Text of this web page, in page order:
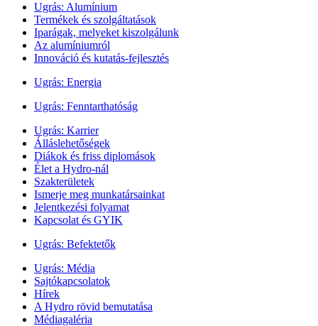
Ugrás: Alumínium
Termékek és szolgáltatások
Iparágak, melyeket kiszolgálunk
Az alumíniumról
Innováció és kutatás-fejlesztés
Ugrás: Energia
Ugrás: Fenntarthatóság
Ugrás: Karrier
Álláslehetőségek
Diákok és friss diplomások
Élet a Hydro-nál
Szakterületek
Ismerje meg munkatársainkat
Jelentkezési folyamat
Kapcsolat és GYIK
Ugrás: Befektetők
Ugrás: Média
Sajtókapcsolatok
Hírek
A Hydro rövid bemutatása
Médiagaléria